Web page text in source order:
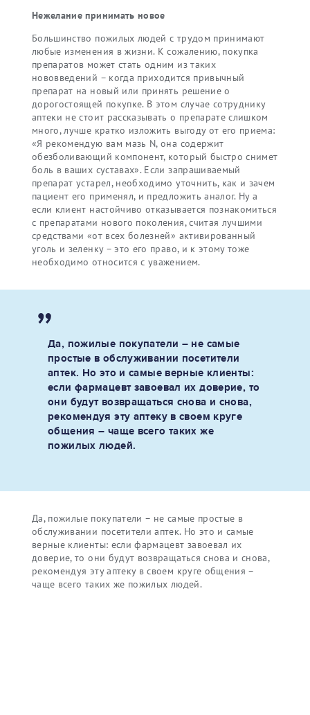
Нежелание принимать новое
Большинство пожилых людей с трудом принимают
любые изменения в жизни. К сожалению, покупка
препаратов может стать одним из таких
нововведений – когда приходится привычный
препарат на новый или принять решение о
дорогостоящей покупке. В этом случае сотруднику
аптеки не стоит рассказывать о препарате слишком
много, лучше кратко изложить выгоду от его приема:
«Я рекомендую вам мазь N, она содержит
обезболивающий компонент, который быстро снимет
боль в ваших суставах». Если запрашиваемый
препарат устарел, необходимо уточнить, как и зачем
пациент его применял, и предложить аналог. Ну а
если клиент настойчиво отказывается познакомиться
с препаратами нового поколения, считая лучшими
средствами «от всех болезней» активированный
уголь и зеленку – это его право, и к этому тоже
необходимо относится с уважением.
Да, пожилые покупатели – не самые
простые в обслуживании посетители
аптек. Но это и самые верные клиенты:
если фармацевт завоевал их доверие, то
они будут возвращаться снова и снова,
рекомендуя эту аптеку в своем круге
общения – чаще всего таких же
пожилых людей.
Да, пожилые покупатели – не самые простые в
обслуживании посетители аптек. Но это и самые
верные клиенты: если фармацевт завоевал их
доверие, то они будут возвращаться снова и снова,
рекомендуя эту аптеку в своем круге общения –
чаще всего таких же пожилых людей.